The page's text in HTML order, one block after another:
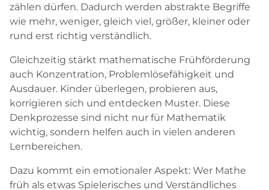
zählen dürfen. Dadurch werden abstrakte Begriffe
wie mehr, weniger, gleich viel, größer, kleiner oder
rund erst richtig verständlich.
Gleichzeitig stärkt mathematische Frühförderung
auch Konzentration, Problemlösefähigkeit und
Ausdauer. Kinder überlegen, probieren aus,
korrigieren sich und entdecken Muster. Diese
Denkprozesse sind nicht nur für Mathematik
wichtig, sondern helfen auch in vielen anderen
Lernbereichen.
Dazu kommt ein emotionaler Aspekt: Wer Mathe
früh als etwas Spielerisches und Verständliches